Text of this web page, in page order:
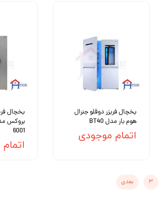
یخچال فریزر دوقلو جنرال
هوم بار مدل BT40
اتمام موجودی
6001
۳ بعدی